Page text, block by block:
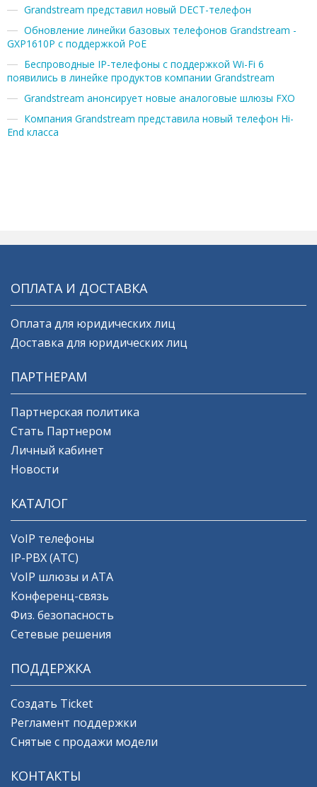
Grandstream представил новый DECT-телефон
Обновление линейки базовых телефонов Grandstream -
GXP1610P с поддержкой PoE
Беспроводные IP-телефоны с поддержкой Wi-Fi 6
появились в линейке продуктов компании Grandstream
Grandstream анонсирует новые аналоговые шлюзы FXO
Компания Grandstream представила новый телефон Hi-
End класса
ОПЛАТА И ДОСТАВКА
Оплата для юридических лиц
Доставка для юридических лиц
ПАРТНЕРАМ
Партнерская политика
Стать Партнером
Личный кабинет
Новости
КАТАЛОГ
VoIP телефоны
IP-PBX (АТС)
VoIP шлюзы и ATA
Конференц-связь
Физ. безопасность
Сетевые решения
ПОДДЕРЖКА
Создать Ticket
Регламент поддержки
Снятые с продажи модели
КОНТАКТЫ